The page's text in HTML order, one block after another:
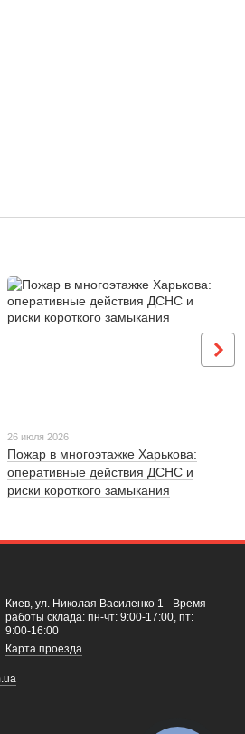
26 июля 2026
Пожар в многоэтажке Харькова:
оперативные действия ДСНС и
риски короткого замыкания
Киев, ул. Николая Василенко 1 - Время
работы склада: пн-чт: 9:00-17:00, пт:
9:00-16:00
Карта проезда